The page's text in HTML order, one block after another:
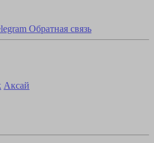
Обратная связь
Аксай